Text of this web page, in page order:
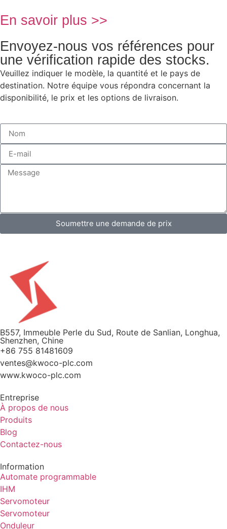
En savoir plus >>
Envoyez-nous vos références pour
une vérification rapide des stocks.
Veuillez indiquer le modèle, la quantité et le pays de
destination. Notre équipe vous répondra concernant la
disponibilité, le prix et les options de livraison.
Soumettre une demande de prix
B557, Immeuble Perle du Sud, Route de Sanlian, Longhua,
Shenzhen, Chine
+86 755 81481609
ventes@kwoco-plc.com
www.kwoco-plc.com
Entreprise
À propos de nous
Produits
Blog
Contactez-nous
Information
Automate programmable
IHM
Servomoteur
Servomoteur
Onduleur